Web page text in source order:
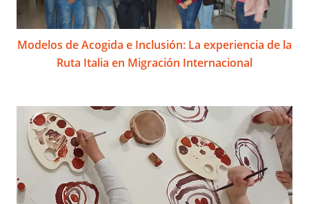
Modelos de Acogida e Inclusión: La experiencia de la
Ruta Italia en Migración Internacional